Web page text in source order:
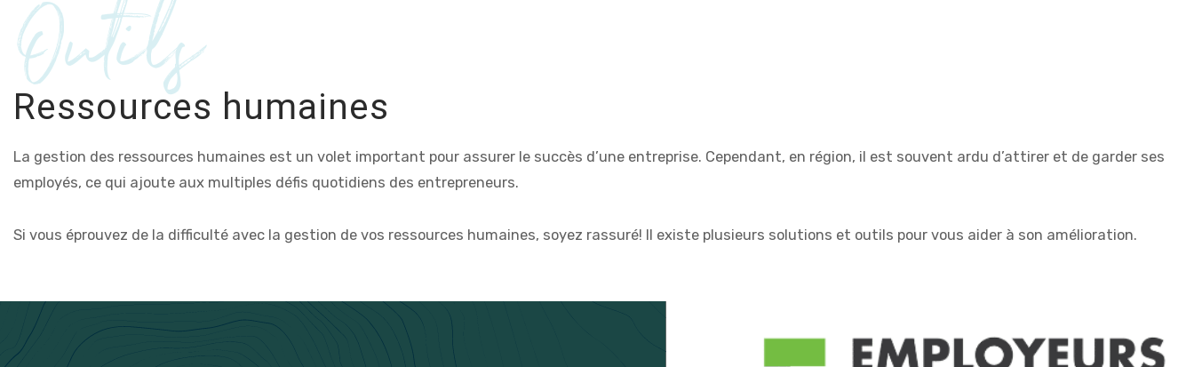
Outils
Ressources humaines
La gestion des ressources humaines est un volet important pour assurer le succès d’une entreprise. Cependant, en région, il est souvent ardu d’attirer et de garder ses
employés, ce qui ajoute aux multiples défis quotidiens des entrepreneurs.
Si vous éprouvez de la difficulté avec la gestion de vos ressources humaines, soyez rassuré! Il existe plusieurs solutions et outils pour vous aider à son amélioration.